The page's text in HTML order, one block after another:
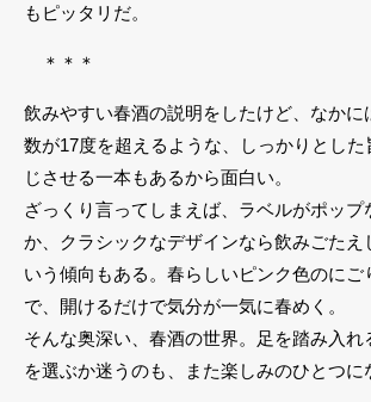
もピッタリだ。
＊＊＊
飲みやすい春酒の説明をしたけど、なかに
数が17度を超えるような、しっかりとし
じさせる一本もあるから面白い。
ざっくり言ってしまえば、ラベルがポップ
か、クラシックなデザインなら飲みごた
いう傾向もある。春らしいピンク色のにご
で、開けるだけで気分が一気に春めく。
そんな奥深い、春酒の世界。足を踏み入れ
を選ぶか迷うのも、また楽しみのひとつに